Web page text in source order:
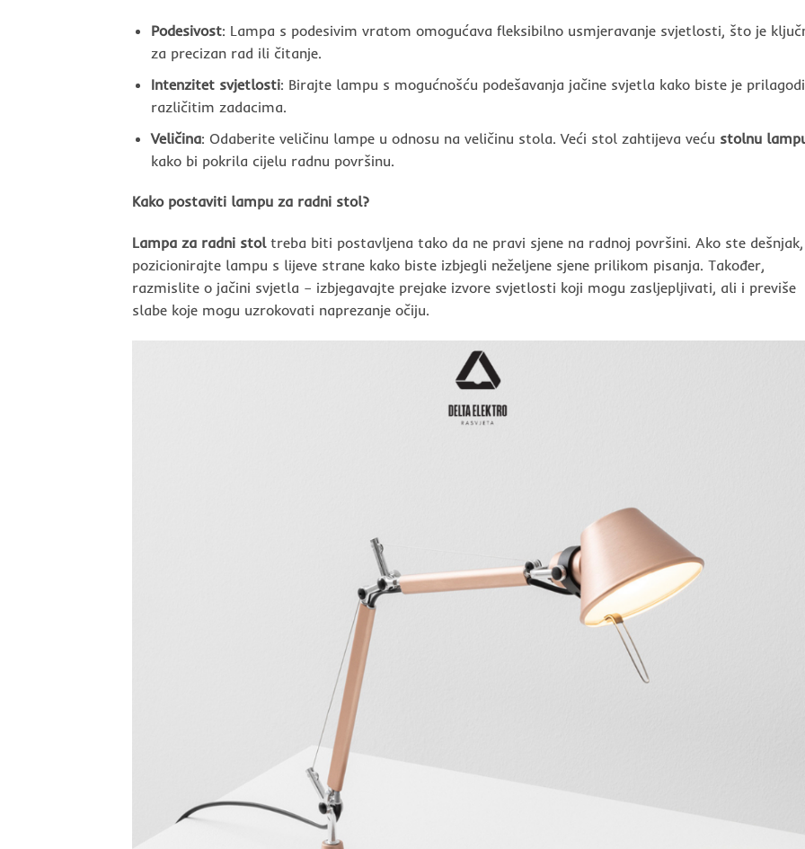
Podesivost: Lampa s podesivim vratom omogućava fleksibilno usmjeravanje svjetlosti, što je
za precizan rad ili čitanje.
Intenzitet svjetlosti: Birajte lampu s mogućnošću podešavanja jačine svjetla kako biste je
različitim zadacima.
Veličina: Odaberite veličinu lampe u odnosu na veličinu stola. Veći stol zahtijeva veću stolnu
kako bi pokrila cijelu radnu površinu.
Kako postaviti lampu za radni stol?
Lampa za radni stoltreba biti postavljena tako da ne pravi sjene na radnoj površini. Ako ste dešnjak,
pozicionirajte lampu s lijeve strane kako biste izbjegli neželjene sjene prilikom pisanja. Također,
razmislite o jačini svjetla – izbjegavajte prejake izvore svjetlosti koji mogu zasljepljivati, ali i previše
slabe koje mogu uzrokovati naprezanje očiju.